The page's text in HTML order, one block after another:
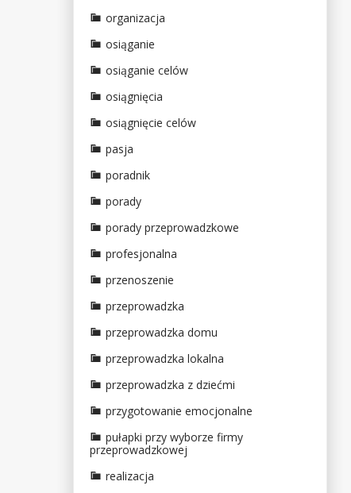
organizacja
osiąganie
osiąganie celów
osiągnięcia
osiągnięcie celów
pasja
poradnik
porady
porady przeprowadzkowe
profesjonalna
przenoszenie
przeprowadzka
przeprowadzka domu
przeprowadzka lokalna
przeprowadzka z dziećmi
przygotowanie emocjonalne
pułapki przy wyborze firmy
przeprowadzkowej
realizacja